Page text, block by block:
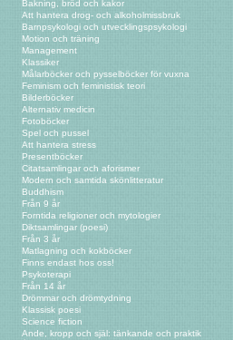
Bakning, bröd och kakor
Att hantera drog- och alkoholmissbruk
Barnpsykologi och utvecklingspsykologi
Motion och träning
Management
Klassiker
Målarböcker och pysselböcker för vuxna
Feminism och feministisk teori
Bilderböcker
Alternativ medicin
Fotoböcker
Spel och pussel
Att hantera stress
Presentböcker
Citatsamlingar och aforismer
Modern och samtida skönlitteratur
Buddhism
Från 9 år
Forntida religioner och mytologier
Diktsamlingar (poesi)
Från 3 år
Matlagning och kokböcker
Finns endast hos oss!
Psykoterapi
Från 14 år
Drömmar och drömtydning
Klassisk poesi
Science fiction
Ande, kropp och själ: tänkande och praktik